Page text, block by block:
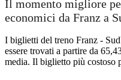
Il momento migliore
economici da Franz a
I biglietti del treno Franz -
essere trovati a partire da
media. Il biglietto più costoso